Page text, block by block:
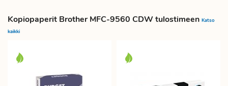
Kopiopaperit Brother MFC-9560 CDW tulostimeen Katso
kaikki